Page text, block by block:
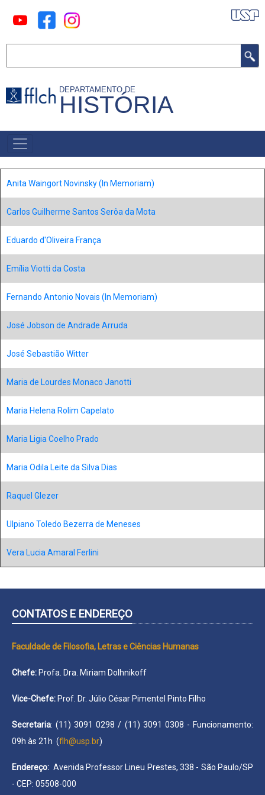
para
DEPARTAMENTO DE
HISTÓRIA
MAIN
MENU
Anita Waingort Novinsky (In Memoriam)
Carlos Guilherme Santos Serôa da Mota
Eduardo d'Oliveira França
Emília Viotti da Costa
Fernando Antonio Novais (In Memoriam)
José Jobson de Andrade Arruda
José Sebastião Witter
Maria de Lourdes Monaco Janotti
Maria Helena Rolim Capelato
Maria Ligia Coelho Prado
Maria Odila Leite da Silva Dias
Raquel Glezer
Ulpiano Toledo Bezerra de Meneses
Vera Lucia Amaral Ferlini
CONTATOS E ENDEREÇO
Faculdade de Filosofia, Letras e Ciências Humanas
Chefe: Profa. Dra. Miriam Dolhnikoff
Vice-Chefe: Prof. Dr. Júlio César Pimentel Pinto Filho
Secretaria: (11) 3091 0298 / (11) 3091 0308 - Funcionamento:
09h às 21h (flh@usp.br)
Endereço: Avenida Professor Lineu Prestes, 338 - São Paulo/SP
- CEP: 05508-000